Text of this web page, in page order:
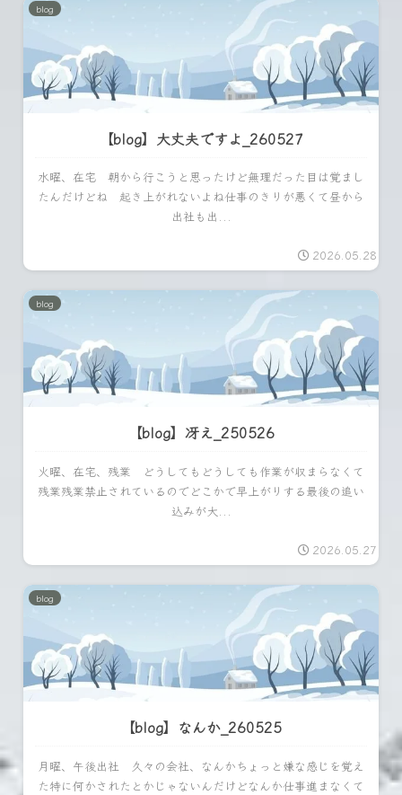
blog
【blog】大丈夫ですよ_260527
水曜、在宅 朝から行こうと思ったけど無理だった目は覚まし
たんだけどね 起き上がれないよね仕事のきりが悪くて昼から
出社も出...
2026.05.28
blog
【blog】冴え_250526
火曜、在宅、残業 どうしてもどうしても作業が収まらなくて
残業残業禁止されているのでどこかで早上がりする最後の追い
込みが大...
2026.05.27
blog
【blog】なんか_260525
月曜、午後出社 久々の会社、なんかちょっと嫌な感じを覚え
た特に何かされたとかじゃないんだけどなんか仕事進まなくて